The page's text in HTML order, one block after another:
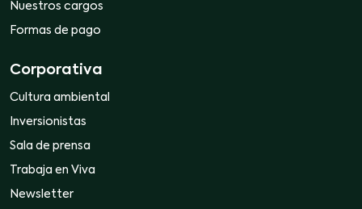
Nuestros cargos
Formas de pago
Corporativa
Cultura ambiental
Inversionistas
Sala de prensa
Trabaja en Viva
Newsletter